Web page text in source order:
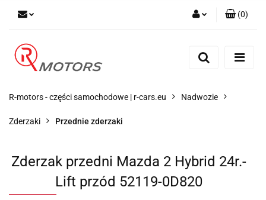
Zarejestruj się
(0)
R-motors - części samochodowe | r-cars.eu Nadwozie
Zderzaki Przednie zderzaki
Zderzak przedni Mazda 2 Hybrid 24r.-
Lift przód 52119-0D820